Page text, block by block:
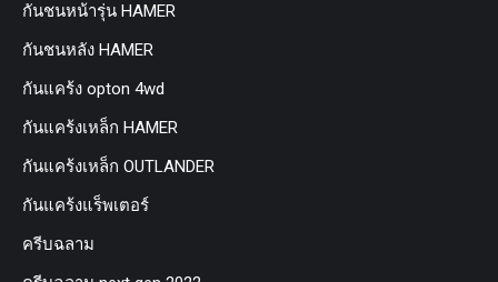
กันชนหน้ารุ่น HAMER
กันชนหลัง HAMER
กันแคร้ง opton 4wd
กันแคร้งเหล็ก HAMER
กันแคร้งเหล็ก OUTLANDER
กันแคร้งแร็พเตอร์
ครีบฉลาม